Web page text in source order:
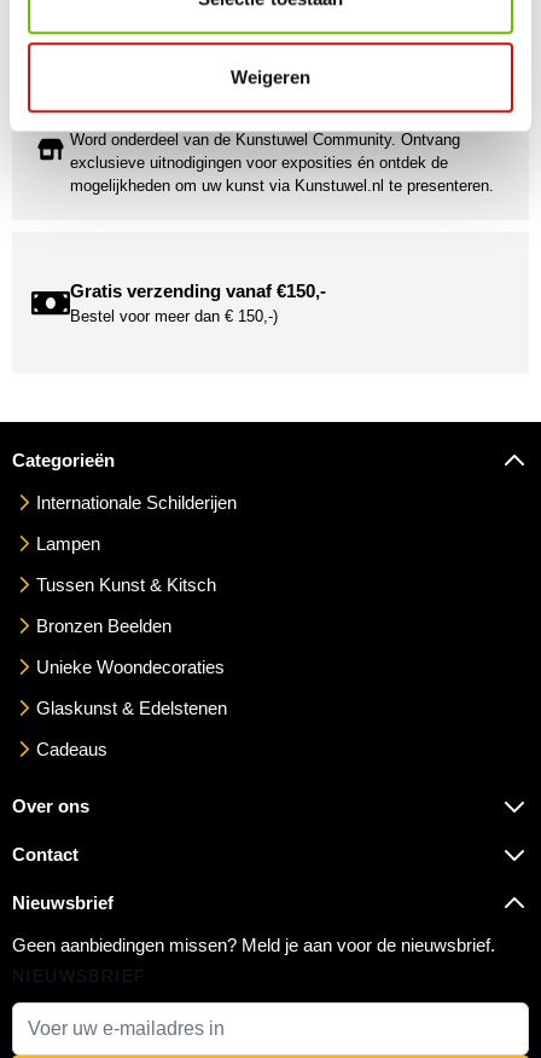
Weigeren
Onze Bronzen Beelden die met vuur tot leven worden
gebracht!
Kunstuwel Community
Word onderdeel van de Kunstuwel Community. Ontvang
exclusieve uitnodigingen voor exposities én ontdek de
mogelijkheden om uw kunst via Kunstuwel.nl te presenteren.
Gratis verzending vanaf €150,-
Bestel voor meer dan € 150,-)
Categorieën
Internationale Schilderijen
Lampen
Tussen Kunst & Kitsch
Bronzen Beelden
Unieke Woondecoraties
Glaskunst & Edelstenen
Cadeaus
Over ons
Contact
Nieuwsbrief
Geen aanbiedingen missen? Meld je aan voor de nieuwsbrief.
NIEUWSBRIEF